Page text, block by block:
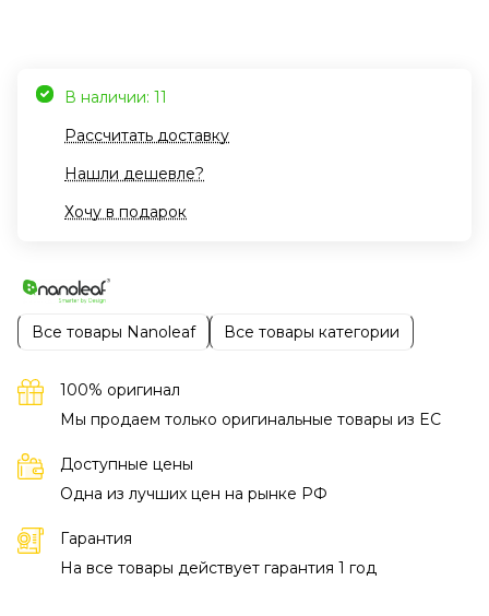
В наличии: 11
Рассчитать доставку
Нашли дешевле?
Хочу в подарок
Все товары Nanoleaf Все товары категории
100% оригинал
Мы продаем только оригинальные товары из EC
Доступные цены
Одна из лучших цен на рынке РФ
Гарантия
На все товары действует гарантия 1 год